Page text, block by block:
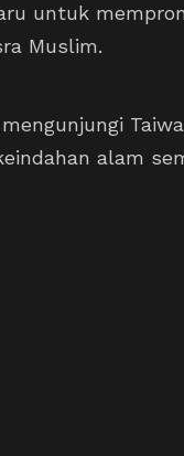
untuk
Muslim.
alam